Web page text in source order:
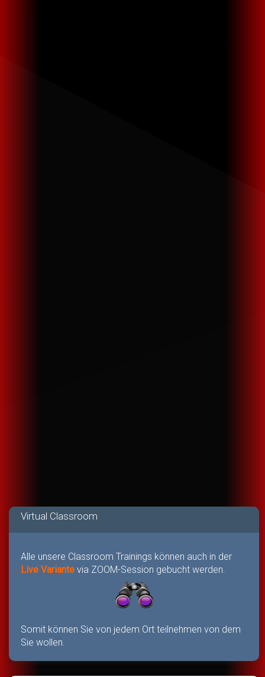
Virtual Classroom
Alle unsere Classroom Trainings können auch in der
Live Variante via ZOOM-Session gebucht werden.
Somit können Sie von jedem Ort teilnehmen von dem
Sie wollen.